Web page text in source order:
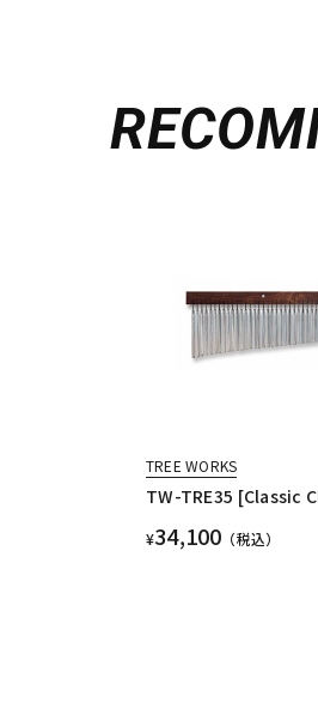
TREE WORKS
TW-TRE35 [Classic
¥34,100 （税込）